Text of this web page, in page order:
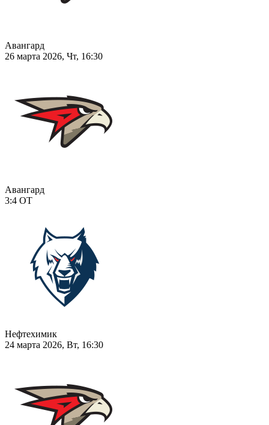
Авангард
26 марта 2026, Чт, 16:30
Авангард
3:4 ОТ
Нефтехимик
24 марта 2026, Вт, 16:30